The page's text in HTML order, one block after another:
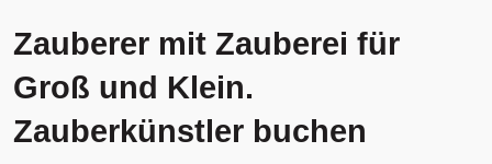
Zauberer mit Zauberei für
Groß und Klein.
Zauberkünstler buchen